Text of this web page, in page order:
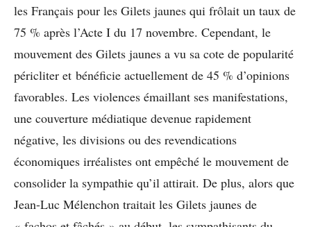
les Français pour les Gilets jaunes qui frôlait un taux de
75 % après l’Acte I du 17 novembre. Cependant, le
mouvement des Gilets jaunes a vu sa cote de popularité
péricliter et bénéficie actuellement de 45 % d’opinions
favorables. Les violences émaillant ses manifestations,
une couverture médiatique devenue rapidement
négative, les divisions ou des revendications
économiques irréalistes ont empêché le mouvement de
consolider la sympathie qu’il attirait. De plus, alors que
Jean-Luc Mélenchon traitait les Gilets jaunes de